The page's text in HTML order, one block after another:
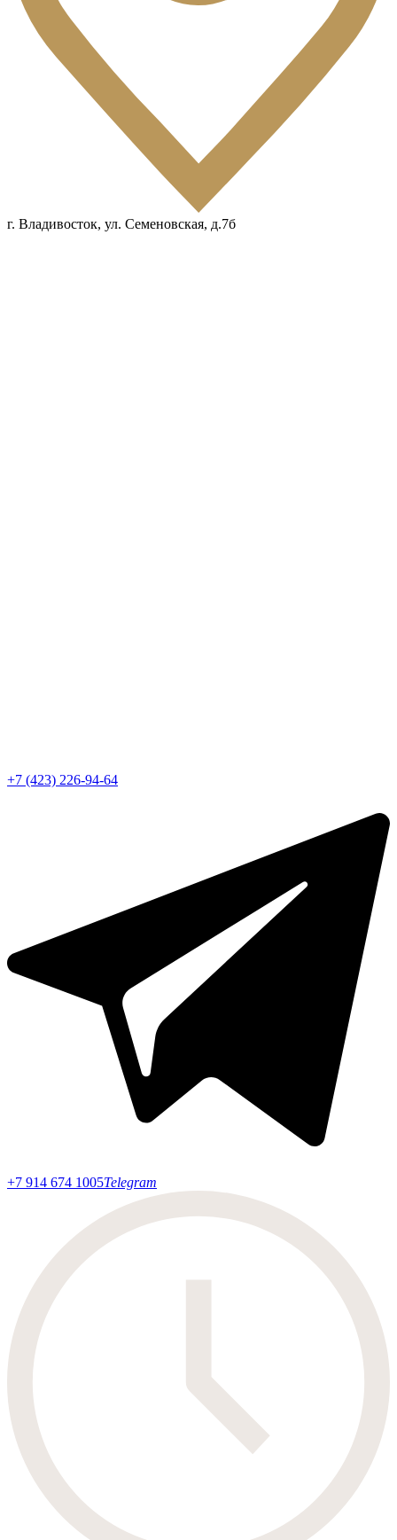
г. Владивосток, ул. Семеновская, д.7б
+7 (423) 226-94-64
+7 914 674 1005Telegram